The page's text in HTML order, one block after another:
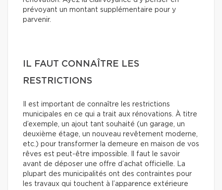
prévoyant un montant supplémentaire pour y
parvenir.
IL FAUT CONNAÎTRE LES
RESTRICTIONS
Il est important de connaître les restrictions
municipales en ce qui a trait aux rénovations. À titre
d’exemple, un ajout tant souhaité (un garage, un
deuxième étage, un nouveau revêtement moderne,
etc.) pour transformer la demeure en maison de vos
rêves est peut-être impossible. Il faut le savoir
avant de déposer une offre d’achat officielle. La
plupart des municipalités ont des contraintes pour
les travaux qui touchent à l’apparence extérieure